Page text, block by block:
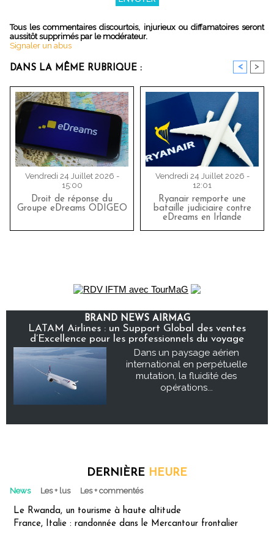
Tous les commentaires discourtois, injurieux ou diffamatoires seront
aussitôt supprimés par le modérateur.
Signaler un abus
DANS LA MÊME RUBRIQUE : < >
Vendredi 24 Juillet 2026 -
15:00
Droit de réponse du
Groupe eDreams ODIGEO
Vendredi 24 Juillet 2026 -
12:01
Ryanair remporte une
bataille judiciaire contre
eDreams en Irlande
BRAND NEWS AIRMAG
LATAM Airlines : un Support Global des ventes
d’Excellence pour les professionnels du voyage
Dans un paysage aérien
international en perpétuelle
mutation, la fluidité des
opérations...
DERNIÈRE HEURE
News Les + lus Les + commentés
Le Rwanda, un tourisme à haute altitude
France, Italie : randonnée dans le Mercantour frontalier